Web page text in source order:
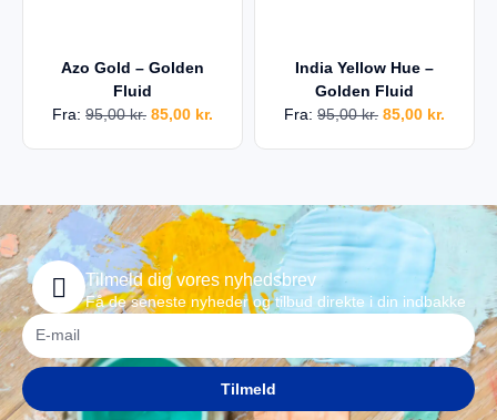
Azo Gold – Golden
Fluid
Fra: 95,00kr. 85,00 kr.
India Yellow Hue –
Golden Fluid
Fra: 95,00kr. 85,00 kr.
Tilmeld dig vores nyhedsbrev
Få de seneste nyheder og tilbud direkte i din indbakke
Tilmeld